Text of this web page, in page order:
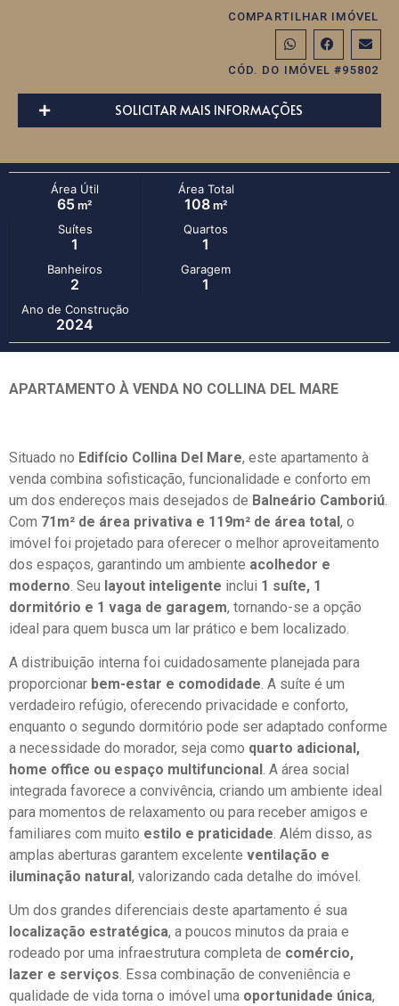
COMPARTILHAR IMÓVEL
CÓD. DO IMÓVEL #95802
SOLICITAR MAIS INFORMAÇÕES
Área Útil
65 m²
Área Total
108 m²
Suítes
1
Quartos
1
Banheiros
2
Garagem
1
Ano de Construção
2024
APARTAMENTO À VENDA NO COLLINA DEL MARE
Situado no Edifício Collina Del Mare, este apartamento à
venda combina sofisticação, funcionalidade e conforto em
um dos endereços mais desejados de Balneário Camboriú
Com 71m² de área privativa e 119m² de área total, o
imóvel foi projetado para oferecer o melhor aproveitamento
dos espaços, garantindo um ambiente acolhedor e
moderno . Seu layout inteligente inclui 1 suíte, 1
dormitório e 1 vaga de garagem, tornando-se a opção
ideal para quem busca um lar prático e bem localizado.
A distribuição interna foi cuidadosamente planejada para
proporcionar bem-estar e comodidade. A suíte é um
verdadeiro refúgio, oferecendo privacidade e conforto,
enquanto o segundo dormitório pode ser adaptado conforme
a necessidade do morador, seja como quarto adicional,
home office ou espaço multifuncional. A área social
integrada favorece a convivência, criando um ambiente ideal
para momentos de relaxamento ou para receber amigos e
familiares com muito estilo e praticidade. Além disso, as
amplas aberturas garantem excelente ventilação e
iluminação natural, valorizando cada detalhe do imóvel.
Um dos grandes diferenciais deste apartamento é sua
localização estratégica, a poucos minutos da praia e
rodeado por uma infraestrutura completa de comércio,
lazer e serviços. Essa combinação de conveniência e
qualidade de vida torna o imóvel uma oportunidade única,